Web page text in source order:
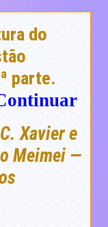
do
parte.
Xavier e
Meimei —